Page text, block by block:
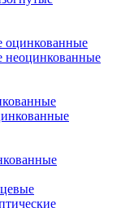
оцинкованные
неоцинкованные